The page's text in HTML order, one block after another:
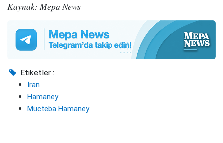
Kaynak: Mepa News
Etiketler :
İran
Hamaney
Mücteba Hamaney